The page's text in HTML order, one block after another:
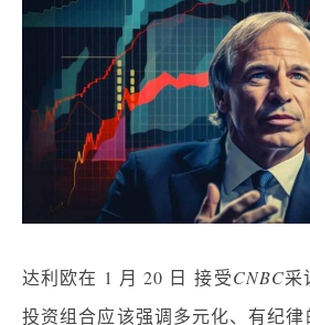
达利欧在 1 月 20 日接受CNBC采
投资组合应该强调多元化、有纪